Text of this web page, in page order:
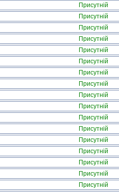
Присутній
Присутній
Присутній
Присутній
Присутній
Присутній
Присутній
Присутній
Присутній
Присутній
Присутній
Присутній
Присутній
Присутній
Присутній
Присутній
Присутній